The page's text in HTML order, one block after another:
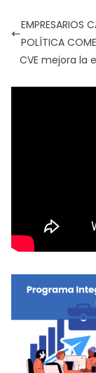
EMPRESARIOS
POLÍTICA
CVE mejora la